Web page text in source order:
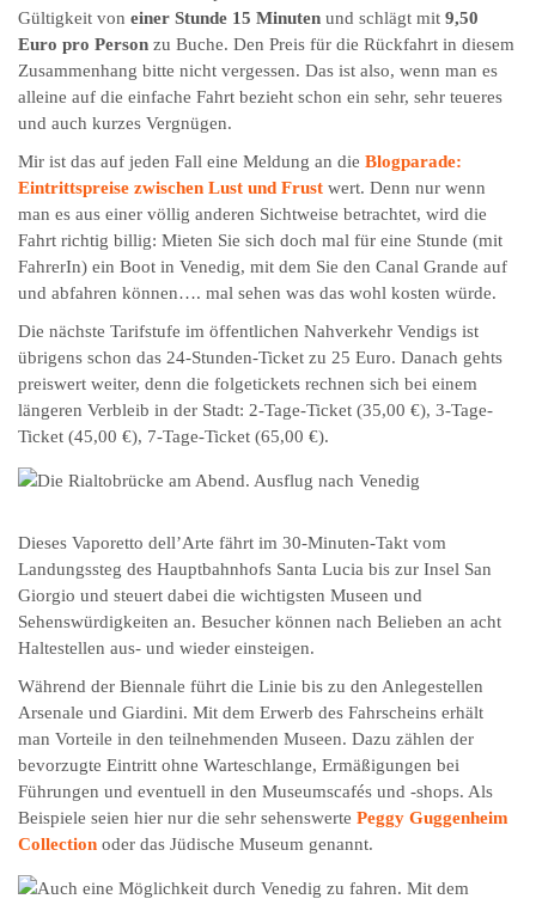
Gültigkeit von einer Stunde 15 Minuten und schlägt mit 9,50
Euro pro Person zu Buche. Den Preis für die Rückfahrt in diesem
Zusammenhang bitte nicht vergessen. Das ist also, wenn man es
alleine auf die einfache Fahrt bezieht schon ein sehr, sehr teueres
und auch kurzes Vergnügen.
Mir ist das auf jeden Fall eine Meldung an die Blogparade:
Eintrittspreise zwischen Lust und Frust wert. Denn nur wenn
man es aus einer völlig anderen Sichtweise betrachtet, wird die
Fahrt richtig billig: Mieten Sie sich doch mal für eine Stunde (mit
FahrerIn) ein Boot in Venedig, mit dem Sie den Canal Grande auf
und abfahren können…. mal sehen was das wohl kosten würde.
Die nächste Tarifstufe im öffentlichen Nahverkehr Vendigs ist
übrigens schon das 24-Stunden-Ticket zu 25 Euro. Danach gehts
preiswert weiter, denn die folgetickets rechnen sich bei einem
längeren Verbleib in der Stadt: 2-Tage-Ticket (35,00 €), 3-Tage-
Ticket (45,00 €), 7-Tage-Ticket (65,00 €).
Dieses Vaporetto dell’Arte fährt im 30-Minuten-Takt vom
Landungssteg des Hauptbahnhofs Santa Lucia bis zur Insel San
Giorgio und steuert dabei die wichtigsten Museen und
Sehenswürdigkeiten an. Besucher können nach Belieben an acht
Haltestellen aus- und wieder einsteigen.
Während der Biennale führt die Linie bis zu den Anlegestellen
Arsenale und Giardini. Mit dem Erwerb des Fahrscheins erhält
man Vorteile in den teilnehmenden Museen. Dazu zählen der
bevorzugte Eintritt ohne Warteschlange, Ermäßigungen bei
Führungen und eventuell in den Museumscafés und -shops. Als
Beispiele seien hier nur die sehr sehenswerte Peggy Guggenheim
Collection oder das Jüdische Museum genannt.